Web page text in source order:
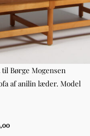
Børge Mogensen
af anilin læder. Model